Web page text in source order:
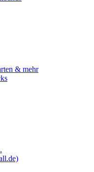
& mehr